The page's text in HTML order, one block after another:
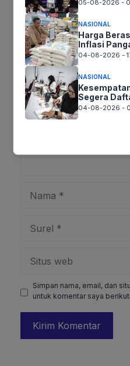
Tinggalkan komentar
Komentar
web
Simpan nama, email, dan
untuk komentar saya
05-08-2026 -
NASIONAL
Harga
Inflasi
04-08-2026 -
NASIONAL
Segera
04-08-2026 -